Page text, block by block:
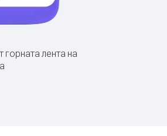
горната лента на